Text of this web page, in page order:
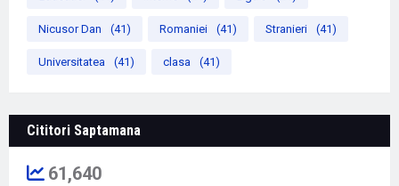
Nicusor Dan (41) Romaniei (41) Stranieri (41)
Universitatea (41) clasa (41)
Cititori Saptamana
61,640